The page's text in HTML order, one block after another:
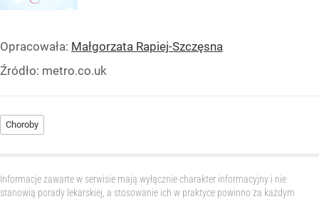
Opracowała: Małgorzata Rapiej-Szczęsna
Źródło: metro.co.uk
Choroby
Informacje zawarte w serwisie mają wyłącznie charakter informacyjny i nie
stanowią porady lekarskiej, a stosowanie ich w praktyce powinno za każdym